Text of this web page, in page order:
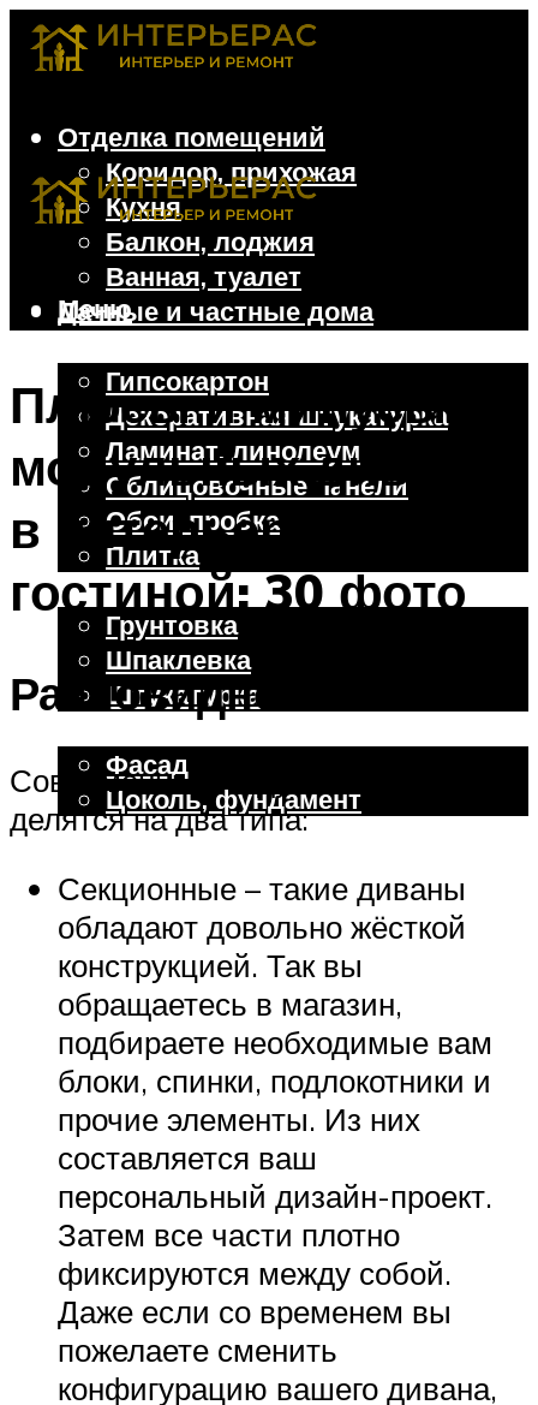
Отделка помещений
Коридор, прихожая
Кухня
Балкон, лоджия
Ванная, туалет
Дачные и частные дома
Гипсокартон
Декоративная штукатурка
Ламинат, линолеум
Облицовочные панели
Обои, пробка
Плитка
Отделочные работы
Грунтовка
Шпаклевка
Штукатурка
Внешняя отделка
Фасад
Цоколь, фундамент
Меню
Меню
Плюсы и минусы
модульных диванов
в интерьере
гостиной: 30 фото
Разновидности
Современные модульные диваны
делятся на два типа:
Секционные – такие диваны
обладают довольно жёсткой
конструкцией. Так вы
обращаетесь в магазин,
подбираете необходимые вам
блоки, спинки, подлокотники и
прочие элементы. Из них
составляется ваш
персональный дизайн-проект.
Затем все части плотно
фиксируются между собой.
Даже если со временем вы
пожелаете сменить
конфигурацию вашего дивана,